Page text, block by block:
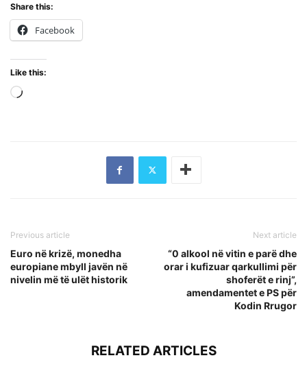
Share this:
Facebook
Like this:
Previous article
Euro në krizë, monedha
europiane mbyll javën në
nivelin më të ulët historik
Next article
“0 alkool në vitin e parë dhe
orar i kufizuar qarkullimi për
shoferët e rinj”,
amendamentet e PS për
Kodin Rrugor
RELATED ARTICLES